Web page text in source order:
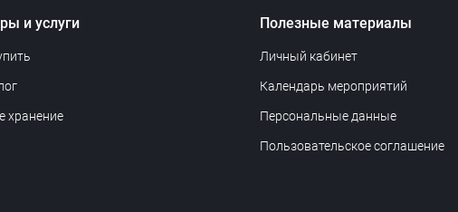
и услуги
хранение
Полезные материалы
Личный кабинет
Календарь мероприятий
Персональные данные
Пользовательское соглашение